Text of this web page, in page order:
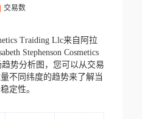
Traiding Llc来自阿拉
Stephenson Cosmetics
势分析图，您可以从交易
不同纬度的趋势来了解当
定性。